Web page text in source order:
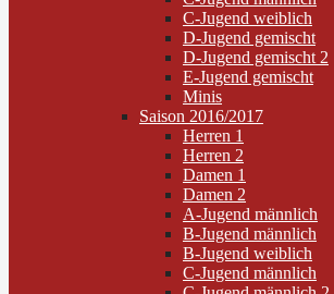
C-Jugend weiblich
D-Jugend gemischt
D-Jugend gemischt 2
E-Jugend gemischt
Minis
Saison 2016/2017
Herren 1
Herren 2
Damen 1
Damen 2
A-Jugend männlich
B-Jugend männlich
B-Jugend weiblich
C-Jugend männlich